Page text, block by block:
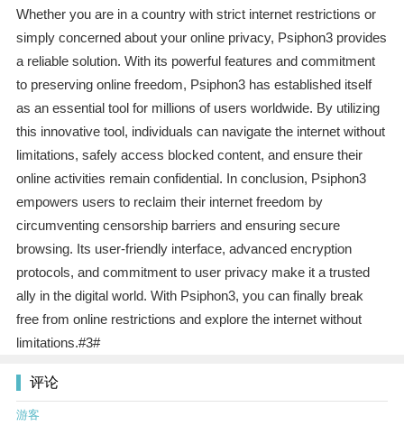
Whether you are in a country with strict internet restrictions or
simply concerned about your online privacy, Psiphon3 provides
a reliable solution. With its powerful features and commitment
to preserving online freedom, Psiphon3 has established itself
as an essential tool for millions of users worldwide. By utilizing
this innovative tool, individuals can navigate the internet without
limitations, safely access blocked content, and ensure their
online activities remain confidential. In conclusion, Psiphon3
empowers users to reclaim their internet freedom by
circumventing censorship barriers and ensuring secure
browsing. Its user-friendly interface, advanced encryption
protocols, and commitment to user privacy make it a trusted
ally in the digital world. With Psiphon3, you can finally break
free from online restrictions and explore the internet without
limitations.#3#
评论
游客